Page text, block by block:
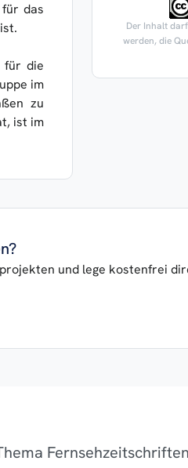
das
für die
im
zu
ist im
Der Inhalt
werden, die
und lege kostenfrei
Fernsehzeitschriften